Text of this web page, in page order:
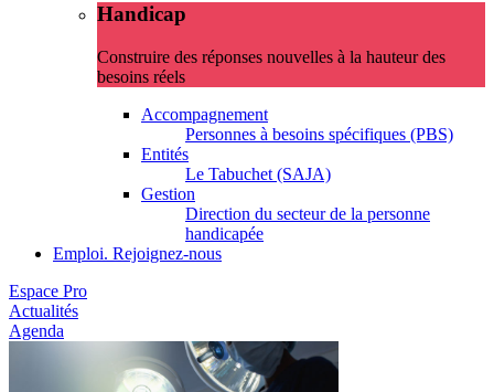
Handicap
Construire des réponses nouvelles à la hauteur des
besoins réels
Accompagnement
Personnes à besoins spécifiques (PBS)
Entités
Le Tabuchet (SAJA)
Gestion
Direction du secteur de la personne
handicapée
Emploi. Rejoignez-nous
Espace Pro
Actualités
Agenda